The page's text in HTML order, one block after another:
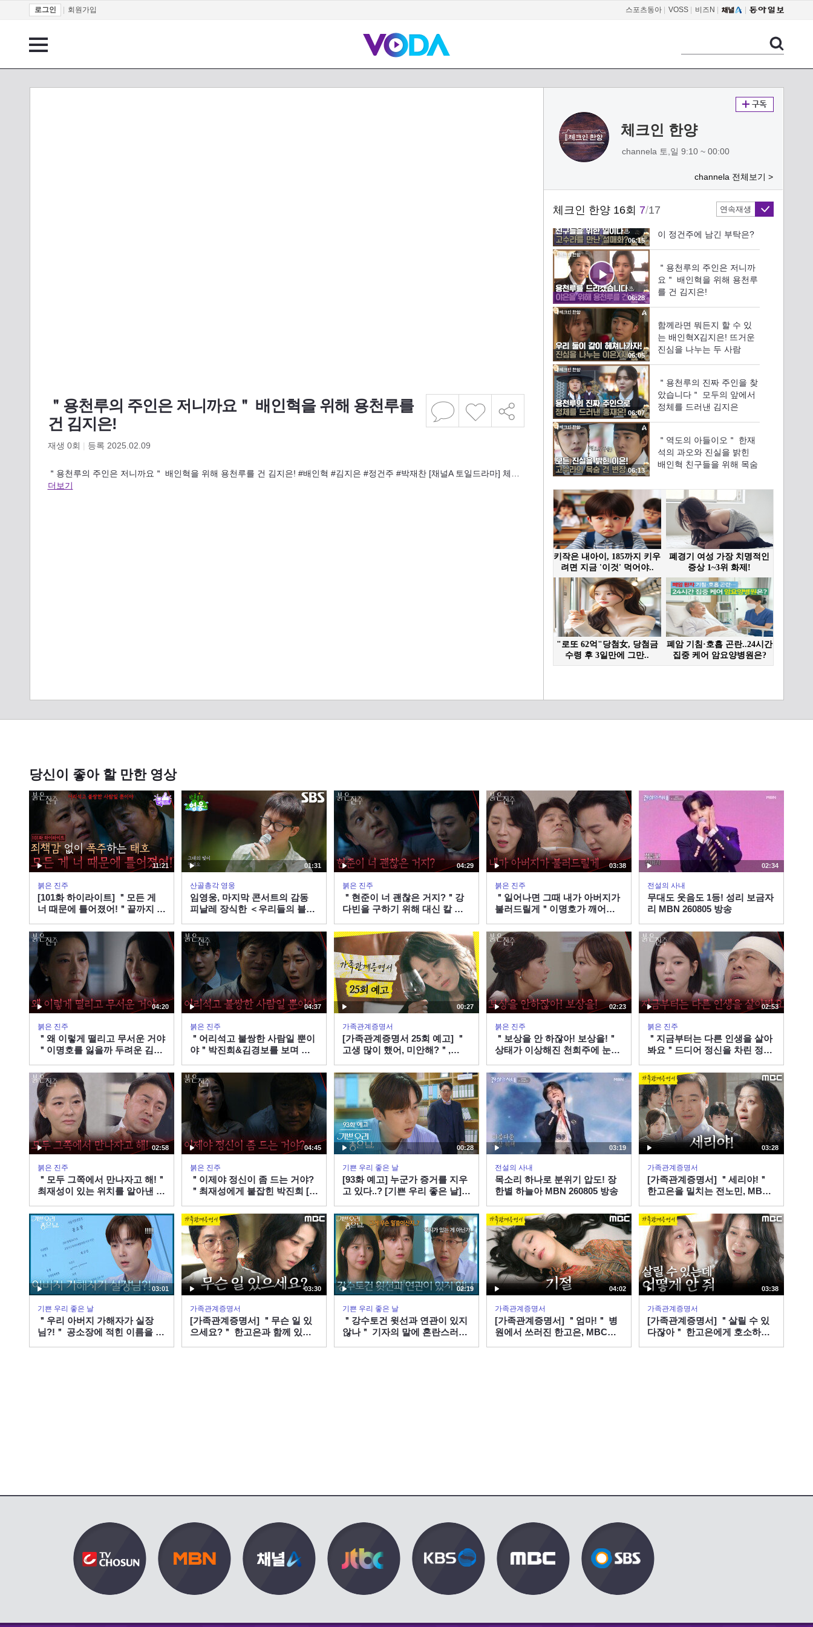
로그인 회원가입 스포츠동아 VOSS 비즈N
＂용천루의 주인은 저니까요＂ 배인혁을 위해 용천루를
건 김지은!
재생 0회 | 등록 2025.02.09
＂용천루의 주인은 저니까요＂ 배인혁을 위해 용천루를 건 김지은! #배인혁 #김지은 #정건주 #박재찬 [채널A 토일드라마] 체…
더보기
체크인 한양
channela 토,일 9:10 ~ 00:00
channela 전체보기 >
체크인 한양 16회 7/17 연속재생
01:54
건주
05:09
05:01
＂설매화가 돌아왔습니다
＂ 김지은을 지키기 위한
민정X배인혁
＂지금 명령하는 것이다＂
김의성에게 내린 명령은?
06:15
한 사람을 살리고 싶으니까
이 정건주에 남긴 부탁은?
06:28
＂용천루의 주인은 저니까
요＂ 배인혁을 위해 용천루
를 건 김지은!
06:05
함께라면 뭐든지 할 수 있
는 배인혁X김지은! 뜨거운
진심을 나누는 두 사람
06:07
＂용천루의 진짜 주인을 찾
았습니다＂ 모두의 앞에서
정체를 드러낸 김지은
06:13
＂역도의 아들이오＂ 한재
석의 과오와 진실을 밝힌
배인혁 친구들을 위해 목숨
06:01
＂이제 그만하세요＂ 아버
지 김의성을 더 큰 죄를 막
기 위한 정건주의 고발
07:38
＂당신과 나는 다르니까＂
12년 전 복수를 끝낸 김지
은과 김의성의 비참한 최후
04:45
결국 불타버린 용천루 먼길
을 떠나는 김민정과 남해
여각에 나타난 김지은?
04:03
05:31
참으로 고생(?)하며 즐겁게
촬영한 하오나즈의 마지막
01:31
[미공개씬 NG모음] 체크인
한양이 끝나서 아쉬운 분들
위한 미공개씬 NG모음집
당신이 좋아 할 만한 영상
11:21
붉은 진주
[101화 하이라이트] ＂모든 게
너 때문에 틀어졌어!＂끝까지 죄
은 진주] | KBS 260806 방송
01:31
산골총각 영웅
임영웅, 마지막 콘서트의 감동
피날레 장식한 ＜우리들의 블루
04:29
붉은 진주
＂현준이 너 괜찮은 거지?＂강
다빈을 구하기 위해 대신 칼 맞
260806 방송
03:38
붉은 진주
＂일어나면 그때 내가 아버지가
불러드릴게＂이명호가 깨어나
[붉은 진주] | KBS 260806 방송
02:34
전설의 사내
무대도 웃음도 1등! 성리 보금자
리 MBN 260805 방송
04:20
붉은 진주
＂왜 이렇게 떨리고 무서운 거야
＂이명호를 잃을까 두려운 김희
송
04:37
붉은 진주
＂어리석고 불쌍한 사람일 뿐이
야＂박진희&김경보를 보며 분
주] | KBS 260806 방송
00:27
가족관계증명서
[가족관계증명서 25회 예고] ＂
고생 많이 했어, 미안해?＂,
02:23
붉은 진주
＂보상을 안 하잖아! 보상을!＂
상태가 이상해진 천희주에 눈물
260806 방송
02:53
붉은 진주
＂지금부터는 다른 인생을 살아
봐요＂드디어 정신을 차린 정진
진주] | KBS 260806 방송
02:58
붉은 진주
＂모두 그쪽에서 만나자고 해!＂
최재성이 있는 위치를 알아낸 박
260806 방송
04:45
붉은 진주
＂이제야 정신이 좀 드는 거야?
＂최재성에게 붙잡힌 박진희 [붉
00:28
기쁜 우리 좋은 날
[93화 예고] 누군가 증거를 지우
고 있다..? [기쁜 우리 좋은 날] |
03:19
전설의 사내
목소리 하나로 분위기 압도! 장
한별 하늘아 MBN 260805 방송
03:28
가족관계증명서
[가족관계증명서] ＂세리야!＂
한고은을 밀치는 전노민, MBC
03:01
기쁜 우리 좋은 날
＂우리 아버지 가해자가 실장
님?!＂ 공소장에 적힌 이름을 보
03:30
가족관계증명서
[가족관계증명서] ＂무슨 일 있
으세요?＂ 한고은과 함께 있어
02:19
기쁜 우리 좋은 날
＂강수토건 윗선과 연관이 있지
않나＂ 기자의 말에 혼란스러운
04:02
가족관계증명서
[가족관계증명서] ＂엄마!＂ 병
원에서 쓰러진 한고은, MBC
03:38
가족관계증명서
[가족관계증명서] ＂살릴 수 있
다잖아＂ 한고은에게 호소하는